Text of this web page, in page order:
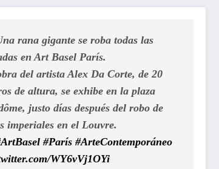
rana gigante se roba todas las
en Art Basel París.
del artista Alex Da Corte, de 20
de altura, se exhibe en la plaza
justo días después del robo de
imperiales en el Louvre.
#París #ArteContemporáneo
WY6vVj1OYi